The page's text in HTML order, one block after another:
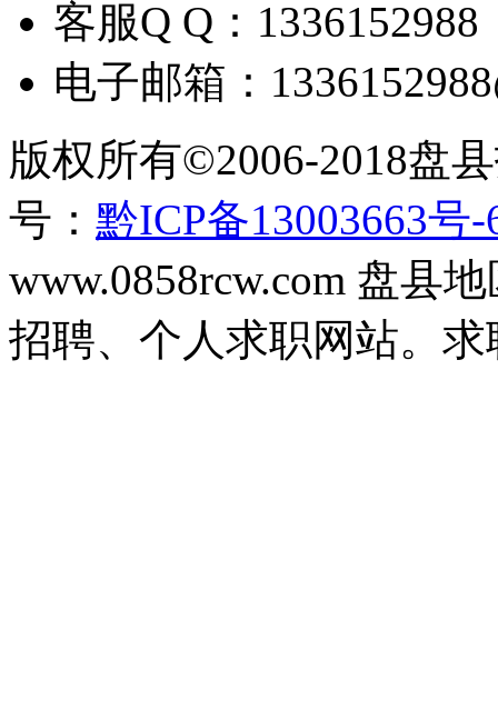
客服Q Q ： 1336152988
电子邮箱：
版权所有©2006-2018盘
号： 黔ICP备13003663号-
www.0858rcw.com 盘县
招聘、个人求职网站。